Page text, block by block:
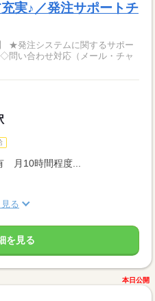
実♪／発注サポートチ
★発注システムに関するサポー
月10時間程度...
る
を見る
本日公開